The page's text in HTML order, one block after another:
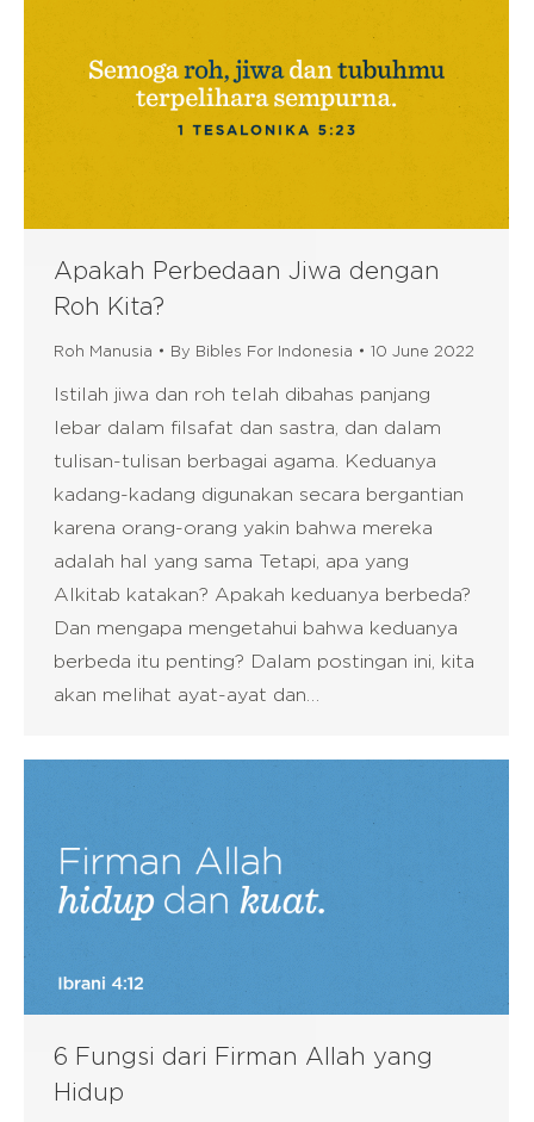
Apakah Perbedaan Jiwa dengan
Roh Kita?
Roh Manusia By Bibles For Indonesia 10 June 2022
Istilah jiwa dan roh telah dibahas panjang
lebar dalam filsafat dan sastra, dan dalam
tulisan-tulisan berbagai agama. Keduanya
kadang-kadang digunakan secara bergantian
karena orang-orang yakin bahwa mereka
adalah hal yang sama Tetapi, apa yang
Alkitab katakan? Apakah keduanya berbeda?
Dan mengapa mengetahui bahwa keduanya
berbeda itu penting? Dalam postingan ini, kita
akan melihat ayat-ayat dan…
6 Fungsi dari Firman Allah yang
Hidup